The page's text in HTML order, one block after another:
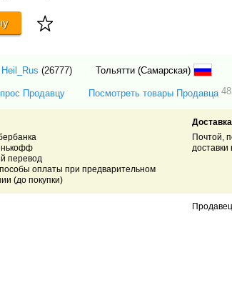
Heil_Rus (26777) Тольятти (Самарская)
Продавцу Посмотреть товары Продавца
перевод
оплаты при предварительном
(до покупки)
Доставка
Почтой,